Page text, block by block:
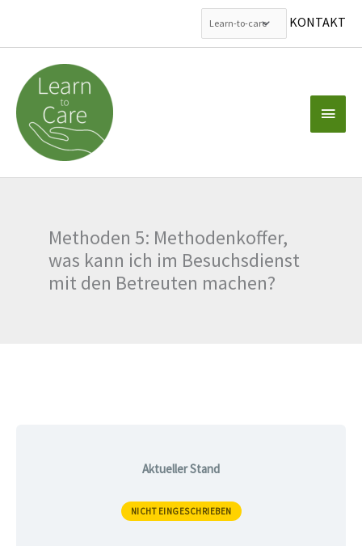
KONTAKT
Inhalt
springen
Methoden 5: Methodenkoffer,
was kann ich im Besuchsdienst
mit den Betreuten machen?
Aktueller Stand
NICHT EINGESCHRIEBEN